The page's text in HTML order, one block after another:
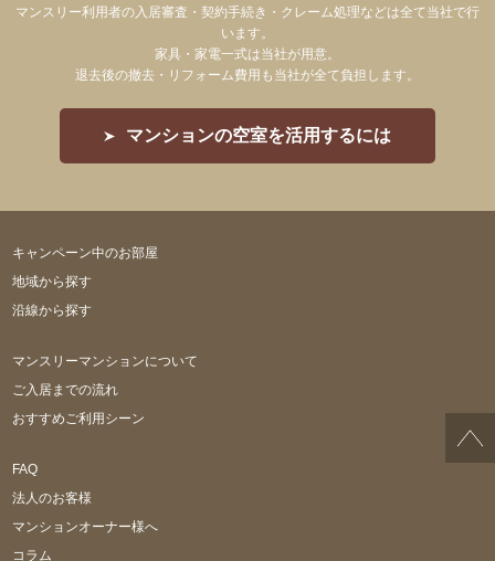
マンスリー利用者の入居審査・契約手続き・クレーム処理などは全て当社で行
います。
家具・家電一式は当社が用意。
退去後の撤去・リフォーム費用も当社が全て負担します。
マンションの空室を活用するには
キャンペーン中のお部屋
地域から探す
沿線から探す
マンスリーマンションについて
ご入居までの流れ
おすすめご利用シーン
FAQ
法人のお客様
マンションオーナー様へ
コラム